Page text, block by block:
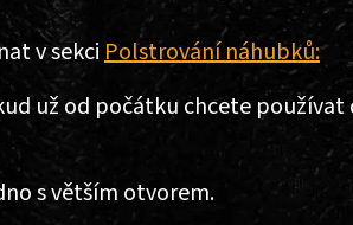
v sekciPolstrování náhubků:
už od počátku chcete
s větším otvorem.